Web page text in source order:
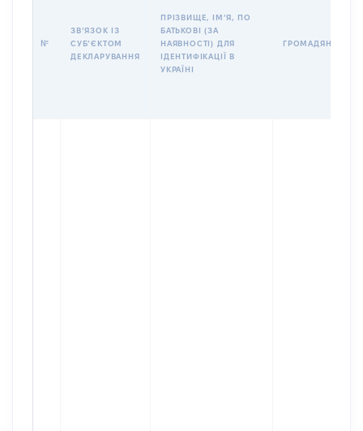
№
ЗВʼЯЗОК ІЗ
СУБʼЄКТОМ
ДЕКЛАРУВАННЯ
ПРІЗВИЩЕ, ІМʼЯ, ПО
БАТЬКОВІ (ЗА
НАЯВНОСТІ) ДЛЯ
ІДЕНТИФІКАЦІЇ В
УКРАЇНІ
ГРОМАДЯНСТВО